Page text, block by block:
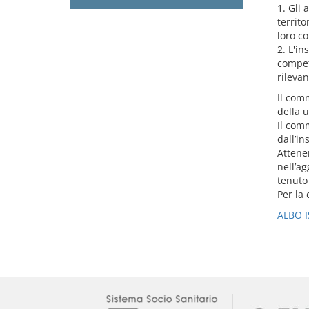
1. Gli
loro
2.
Il
della
Il
tenuto
Per la
ALBO